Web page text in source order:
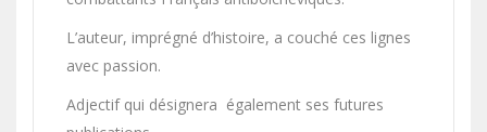
L’auteur, imprégné d’histoire, a couché ces lignes
avec passion.
Adjectif qui désignera également ses futures